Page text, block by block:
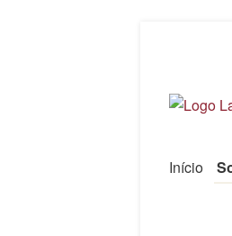
Pule
Início